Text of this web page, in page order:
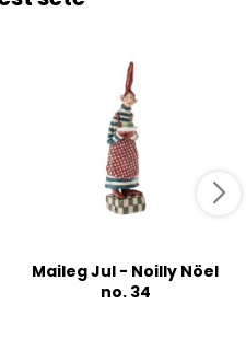
Maileg Jul - Noilly Nöel
no. 34